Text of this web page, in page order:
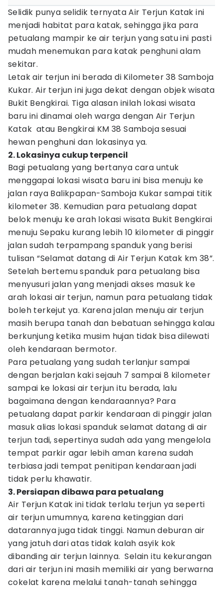
Selidik punya selidik ternyata Air Terjun Katak ini
menjadi habitat para katak, sehingga jika para
petualang mampir ke air terjun yang satu ini pasti
mudah menemukan para katak penghuni alam
sekitar.
Letak air terjun ini berada di Kilometer 38 Samboja
Kukar. Air terjun ini juga dekat dengan objek wisata
Bukit Bengkirai. Tiga alasan inilah lokasi wisata
baru ini dinamai oleh warga dengan Air Terjun
Katak atau Bengkirai KM 38 Samboja sesuai
hewan penghuni dan lokasinya ya.
2. Lokasinya cukup terpencil
Bagi petualang yang bertanya cara untuk
menggapai lokasi wisata baru ini bisa menuju ke
jalan raya Balikpapan-Samboja Kukar sampai titik
kilometer 38. Kemudian para petualang dapat
belok menuju ke arah lokasi wisata Bukit Bengkirai
menuju Sepaku kurang lebih 10 kilometer di pinggir
jalan sudah terpampang spanduk yang berisi
tulisan “Selamat datang di Air Terjun Katak km 38”.
Setelah bertemu spanduk para petualang bisa
menyusuri jalan yang menjadi akses masuk ke
arah lokasi air terjun, namun para petualang tidak
boleh terkejut ya. Karena jalan menuju air terjun
masih berupa tanah dan bebatuan sehingga kalau
berkunjung ketika musim hujan tidak bisa dilewati
oleh kendaraan bermotor.
Para petualang yang sudah terlanjur sampai
dengan berjalan kaki sejauh 7 sampai 8 kilometer
sampai ke lokasi air terjun itu berada, lalu
bagaimana dengan kendaraannya? Para
petualang dapat parkir kendaraan di pinggir jalan
masuk alias lokasi spanduk selamat datang di air
terjun tadi, sepertinya sudah ada yang mengelola
tempat parkir agar lebih aman karena sudah
terbiasa jadi tempat penitipan kendaraan jadi
tidak perlu khawatir.
3. Persiapan dibawa para petualang
Air Terjun Katak ini tidak terlalu terjun ya seperti
air terjun umumnya, karena ketinggian dari
datarannya juga tidak tinggi. Namun deburan air
yang jatuh dari atas tidak kalah asyik kok
dibanding air terjun lainnya. Selain itu kekurangan
dari air terjun ini masih memiliki air yang berwarna
cokelat karena melalui tanah-tanah sehingga